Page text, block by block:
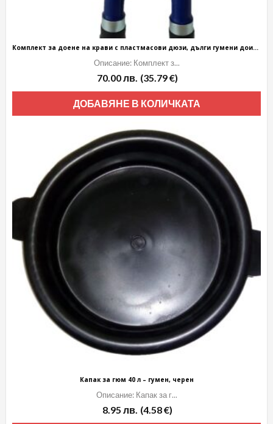
Комплект за доене на крави с пластмасови дюзи, дълги гумени доилни чорапи
Описание: Комплект з...
70.00лв. (35.79 €)
ДОБАВЯНЕ В КОЛИЧКАТА
Капак за гюм 40 л – гумен, черен
Описание: Капак за г...
8.95 лв. (4.58 €)